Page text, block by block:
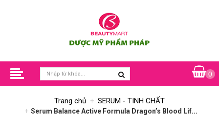
0
Trang chủ SERUM - TINH CHẤT
Serum Balance Active Formula Dragon’s Blood Lif...